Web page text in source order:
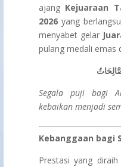
ajang Kejuaraan
2026 yang
menyabet gelar
pulang medali emas
Segala puji bagi
kebaikan menjadi
Kebanggaan bagi
Prestasi yang